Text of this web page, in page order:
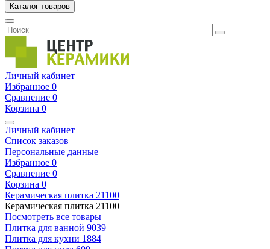
Каталог товаров
Личный кабинет
Избранное 0
Сравнение 0
Корзина 0
Личный кабинет
Список заказов
Персональные данные
Избранное 0
Сравнение 0
Корзина 0
Керамическая плитка 21100
Керамическая плитка 21100
Посмотреть все товары
Плитка для ванной 9039
Плитка для кухни 1884